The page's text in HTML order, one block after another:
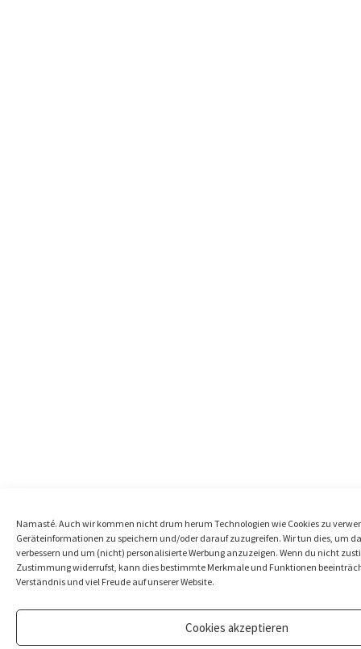
Namasté. Auch wir kommen nicht drum herum Technologien wie Cookies zu
Geräteinformationen zu speichern und/oder darauf zuzugreifen. Wir tun dies, um
verbessern und um (nicht) personalisierte Werbung anzuzeigen. Wenn du nicht
Zustimmung widerrufst, kann dies bestimmte Merkmale und Funktionen
Verständnis und viel Freude auf unserer Website.
Cookies akzeptieren